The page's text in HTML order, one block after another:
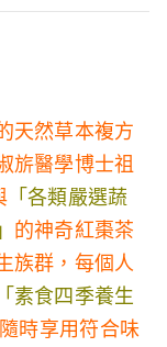
天然草本複方
旂醫學博士祖
「各類嚴選蔬
的神奇紅棗茶
族群，每個人
「素食四季養生
時享用符合味